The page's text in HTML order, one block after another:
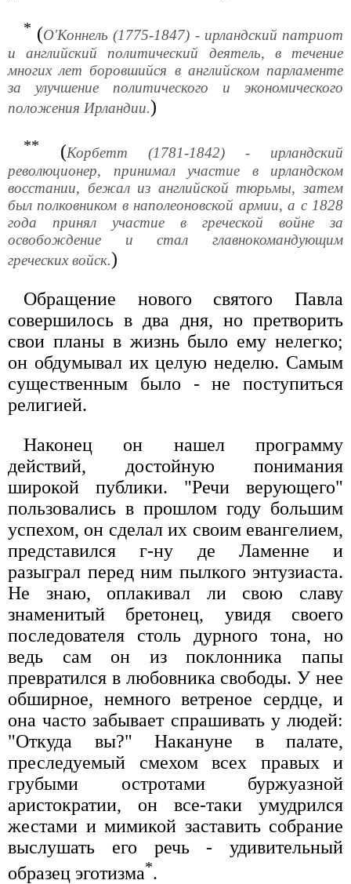
* (О'Коннель (1775-1847) - ирландский патриот
и английский политический деятель, в течение
многих лет боровшийся в английском парламенте
за улучшение политического и экономического
положения Ирландии.)
** (Корбетт (1781-1842) - ирландский
революционер, принимал участие в ирландском
восстании, бежал из английской тюрьмы, затем
был полковником в наполеоновской армии, а с 1828
года принял участие в греческой войне за
освобождение и стал главнокомандующим
греческих войск.)
Обращение нового святого Павла
совершилось в два дня, но претворить
свои планы в жизнь было ему нелегко;
он обдумывал их целую неделю. Самым
существенным было - не поступиться
религией.
Наконец он нашел программу
действий, достойную понимания
широкой публики. "Речи верующего"
пользовались в прошлом году большим
успехом, он сделал иx своим евангелием,
представился г-ну де Ламенне и
разыграл перед ним пылкого энтузиаста.
Не знаю, оплакивал ли свою славу
знаменитый бретонец, увидя своего
последователя столь дурного тона, но
ведь сам он из поклонника папы
превратился в любовника свободы. У нее
обширное, немного ветреное сердце, и
она часто забывает спрашивать у людей:
"Откуда вы?" Накануне в палате,
преследуемый смехом всех правых и
грубыми остротами буржуазной
аристократии, он все-таки умудрился
жестами и мимикой заставить собрание
выслушать его речь - удивительный
образец эготизма*.